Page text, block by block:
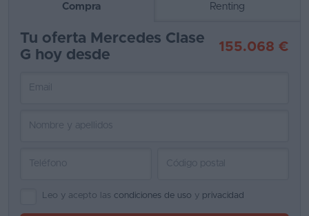
Ofertas
Asistente
Compra Renting
Tu oferta Mercedes Clase
G hoy desde
155.068 €
Leo y acepto las condiciones de uso y privacidad